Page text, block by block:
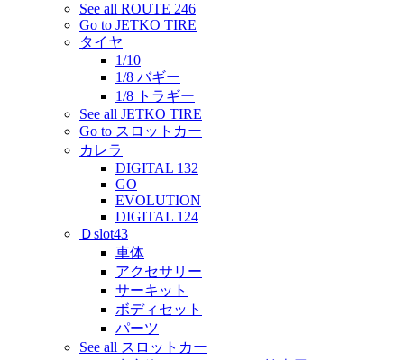
See all ROUTE 246
Go to JETKO TIRE
タイヤ
1/10
1/8 バギー
1/8 トラギー
See all JETKO TIRE
Go to スロットカー
カレラ
DIGITAL 132
GO
EVOLUTION
DIGITAL 124
Ｄslot43
車体
アクセサリー
サーキット
ボディセット
パーツ
See all スロットカー